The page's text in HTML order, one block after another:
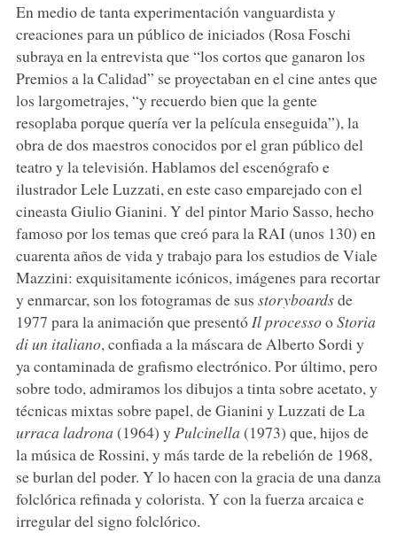
En medio de tanta experimentación vanguardista y
creaciones para un público de iniciados (Rosa Foschi
subraya en la entrevista que “los cortos que ganaron los
Premios a la Calidad” se proyectaban en el cine antes que
los largometrajes, “y recuerdo bien que la gente
resoplaba porque quería ver la película enseguida”), la
obra de dos maestros conocidos por el gran público del
teatro y la televisión. Hablamos del escenógrafo e
ilustrador Lele Luzzati, en este caso emparejado con el
cineasta Giulio Gianini. Y del pintor Mario Sasso, hecho
famoso por los temas que creó para la RAI (unos 130) en
cuarenta años de vida y trabajo para los estudios de Viale
Mazzini: exquisitamente icónicos, imágenes para recortar
y enmarcar, son los fotogramas de sus storyboardsde
1977 para la animación que presentóIl processooStoria
di un italiano, confiada a la máscara de Alberto Sordi y
ya contaminada de grafismo electrónico. Por último, pero
sobre todo, admiramos los dibujos a tinta sobre acetato, y
técnicas mixtas sobre papel, de Gianini y Luzzati de La
urraca ladrona (1964) y Pulcinella (1973) que, hijos de
la música de Rossini, y más tarde de la rebelión de 1968,
se burlan del poder. Y lo hacen con la gracia de una danza
folclórica refinada y colorista. Y con la fuerza arcaica e
irregular del signo folclórico.